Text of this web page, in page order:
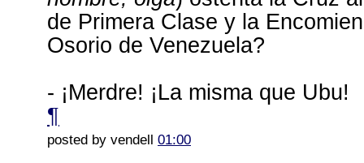
de Primera Clase y la
Osorio de Venezuela?
- ¡Merdre! ¡La misma que Ubu!
¶
posted by vendell 01:00